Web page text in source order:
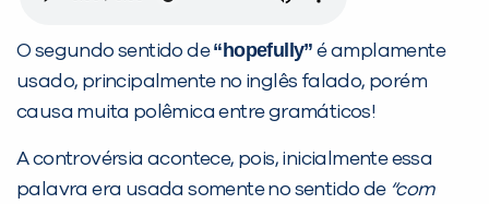
O segundo sentido de“hopefully” é amplamente
usado, principalmente no inglês falado, porém
causa muita polêmica entre gramáticos!
A controvérsia acontece, pois, inicialmente essa
palavra era usada somente no sentido de “com